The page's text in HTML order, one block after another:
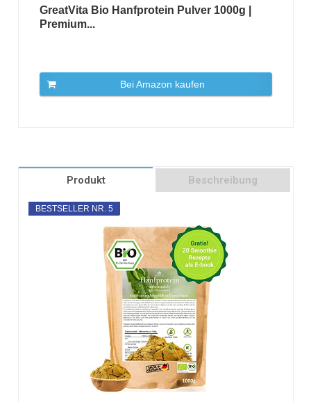
GreatVita Bio Hanfprotein Pulver 1000g |
Premium...
Bei Amazon kaufen
Produkt Beschreibung
BESTSELLER NR. 5